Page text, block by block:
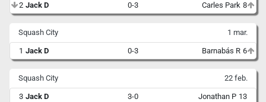
2 Jack D 0-3 Carles Park 8
Squash City 1 mar.
1 Jack D 0-3 Barnabás R 6
Squash City 22 feb.
3 Jack D 3-0 Jonathan P 13